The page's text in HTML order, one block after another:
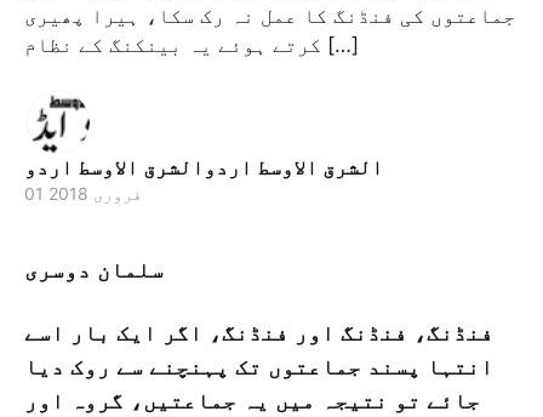
جماعتوں کی فنڈنگ کا عمل نہ رک سکا، ہیرا پھیری
کرتے ہوئے یہ بینکنگ کے نظام […]
الشرق الاوسط اردوالشرق الاوسط اردو
01 فروری 2018
سلمان دوسری
فنڈنگ، فنڈنگ اور فنڈنگ، اگر ایک بار اسے
انتہا پسند جماعتوں تک پہنچنے سے روک دیا
جائے تو نتیجہ میں یہ جماعتیں، گروہ اور